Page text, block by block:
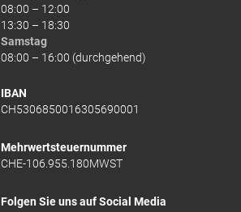
08:00 – 12:00
13:30 – 18:30
Samstag
08:00 – 16:00 (durchgehend)
IBAN
CH5306850016305690001
Mehrwertsteuernummer
CHE-106.955.180MWST
Folgen Sie uns auf Social Media